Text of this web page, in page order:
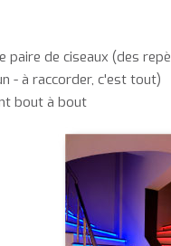
de ciseaux (des
- à raccorder, c'est tout)
bout à bout